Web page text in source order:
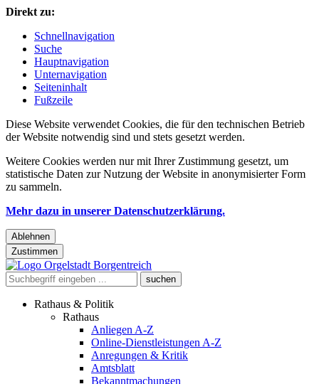
Direkt zu:
Schnellnavigation
Suche
Hauptnavigation
Unternavigation
Seiteninhalt
Fußzeile
Diese Website verwendet Cookies, die für den technischen Betrieb
der Website notwendig sind und stets gesetzt werden.
Weitere Cookies werden nur mit Ihrer Zustimmung gesetzt, um
statistische Daten zur Nutzung der Website in anonymisierter Form
zu sammeln.
Mehr dazu in unserer Datenschutzerklärung.
Ablehnen
Zustimmen
Rathaus & Politik
Rathaus
Anliegen A-Z
Online-Dienstleistungen A-Z
Anregungen & Kritik
Amtsblatt
Bekanntmachungen